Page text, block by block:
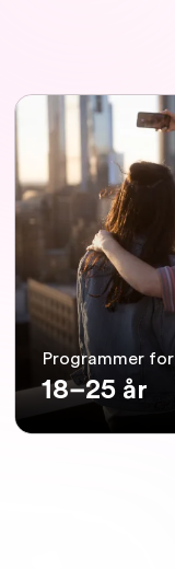
Programmer for
18–25 år